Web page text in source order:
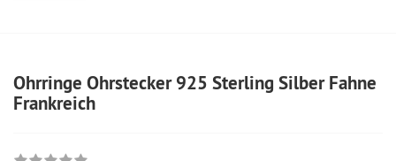
Ohrringe Ohrstecker 925 Sterling Silber Fahne
Frankreich